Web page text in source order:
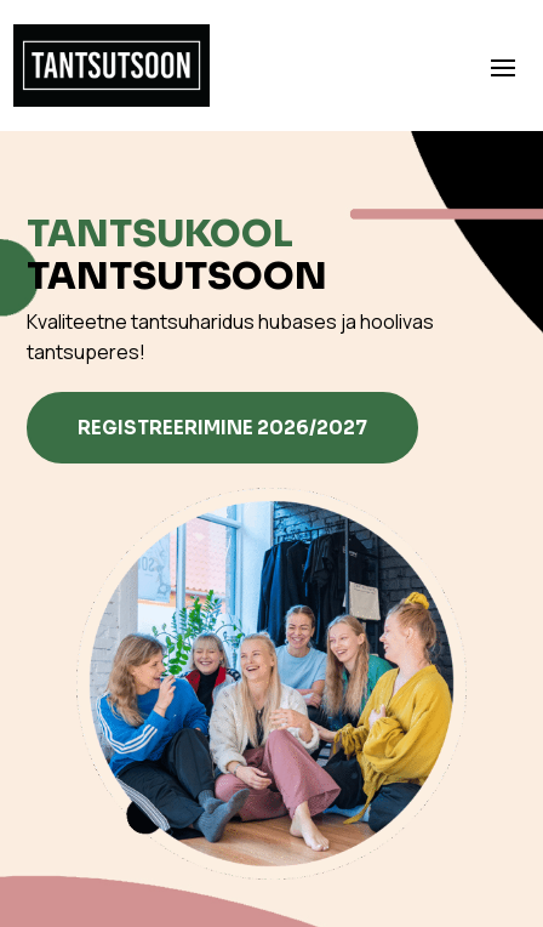
TANTSUKOOL
TANTSUTSOON
Kvaliteetne tantsuharidus hubases ja hoolivas
tantsuperes!
REGISTREERIMINE 2026/2027